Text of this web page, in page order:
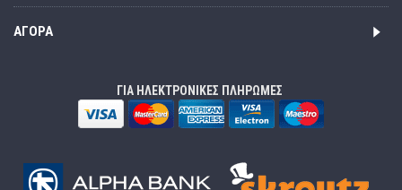
ΑΓΟΡΆ
ΓΙΑ ΗΛΕΚΤΡΟΝΙΚΕΣ ΠΛΗΡΩΜΕΣ